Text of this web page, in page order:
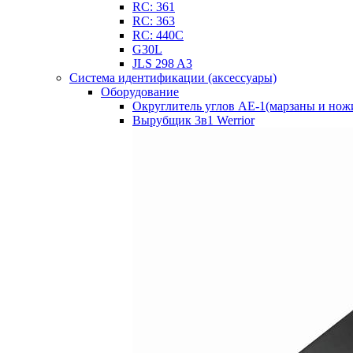
RC: 361
RC: 363
RC: 440С
G30L
JLS 298 A3
Система идентификации (аксессуары)
Оборудование
Округлитель углов АЕ-1(марзаны и
Вырубщик 3в1 Werrior